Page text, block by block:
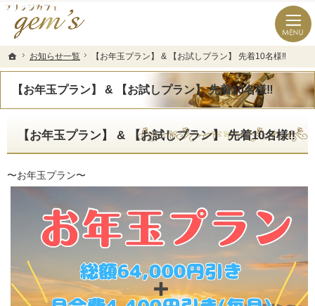
ホーム
お知らせ一覧 【お年玉プラン】 & 【お試しプラン】 先着10名様‼️
【お年玉プラン】 & 【お試しプラン】 先着10名様‼️
長崎県の婚活なら結婚相談所のマリッジカフェgem’ｓ（ジェムズ）
長崎県長崎市の結婚相談所マリッジカフェgem's(ジェムズ)
【お年玉プラン】 & 【お試しプラン】 先着10名様‼️
〜お年玉プラン〜
ホーム
お知らせ一覧 【お年玉プラン】 & 【お試しプラン】 先着10名様‼️